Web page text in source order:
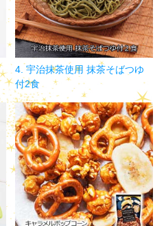
4. 宇治抹茶使用 抹茶そばつゆ
付2食